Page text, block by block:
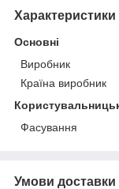
Характеристики
Основні
Виробник
Країна виробник
Фасування
Умови доставки